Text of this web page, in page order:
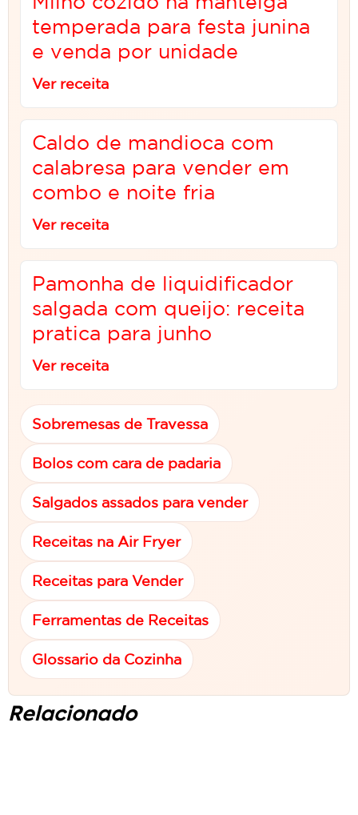
temperada para festa junina
e venda por unidade
Ver receita
Caldo de mandioca com
calabresa para vender em
combo e noite fria
Ver receita
Pamonha de liquidificador
salgada com queijo: receita
pratica para junho
Ver receita
Sobremesas de Travessa
Bolos com cara de padaria
Salgados assados para vender
Receitas na Air Fryer
Receitas para Vender
Ferramentas de Receitas
Glossario da Cozinha
Relacionado